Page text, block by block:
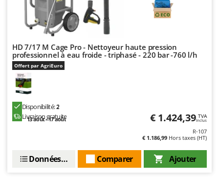
Fendeuses à bois
Filets pour la Récolte des olives
Filtres pour vin et huile
Floconneuses
Fouloirs - Égrappoirs
Fourches pour tracteur
Fours d'extérieur - intérieur pour pizza et cuisine
Fours électriques
Fraises rotatives pour tracteur
Friteuses sans huile
Comet
Cresco
Cruccolini
CTEK
Dal Degan
DCG
Deca
Diavola Pro
HD 7/17 M Cage Pro - Nettoyeur haute pression
professionnel à eau froide - triphasé - 220 bar -760 l/h
Offert par AgriEuro
Disponibilité:2
Livraison gratuite
13 août - 17 août € 1.424,39 TVA
Inclus
R-107
€ 1.186,99 Hors taxes (HT)
Ajouter
Comparer
Données techniques